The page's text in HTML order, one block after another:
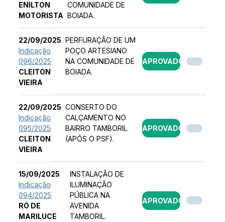
ENILTON
MOTORISTA
COMUNIDADE DE
BOIADA.
22/09/2025
Indicação
096/2025
CLEITON
VIEIRA
PERFURAÇÃO DE UM
POÇO ARTESIANO
NA COMUNIDADE DE
BOIADA.
APROVADO
22/09/2025
Indicação
095/2025
CLEITON
VIEIRA
CONSERTO DO
CALÇAMENTO NO
BAIRRO TAMBORIL
(APÓS O PSF).
APROVADO
15/09/2025
Indicação
094/2025
RÓ DE
MARILUCE
INSTALAÇÃO DE
ILUMINAÇÃO
PÚBLICA NA
AVENIDA
TAMBORIL.
APROVADO